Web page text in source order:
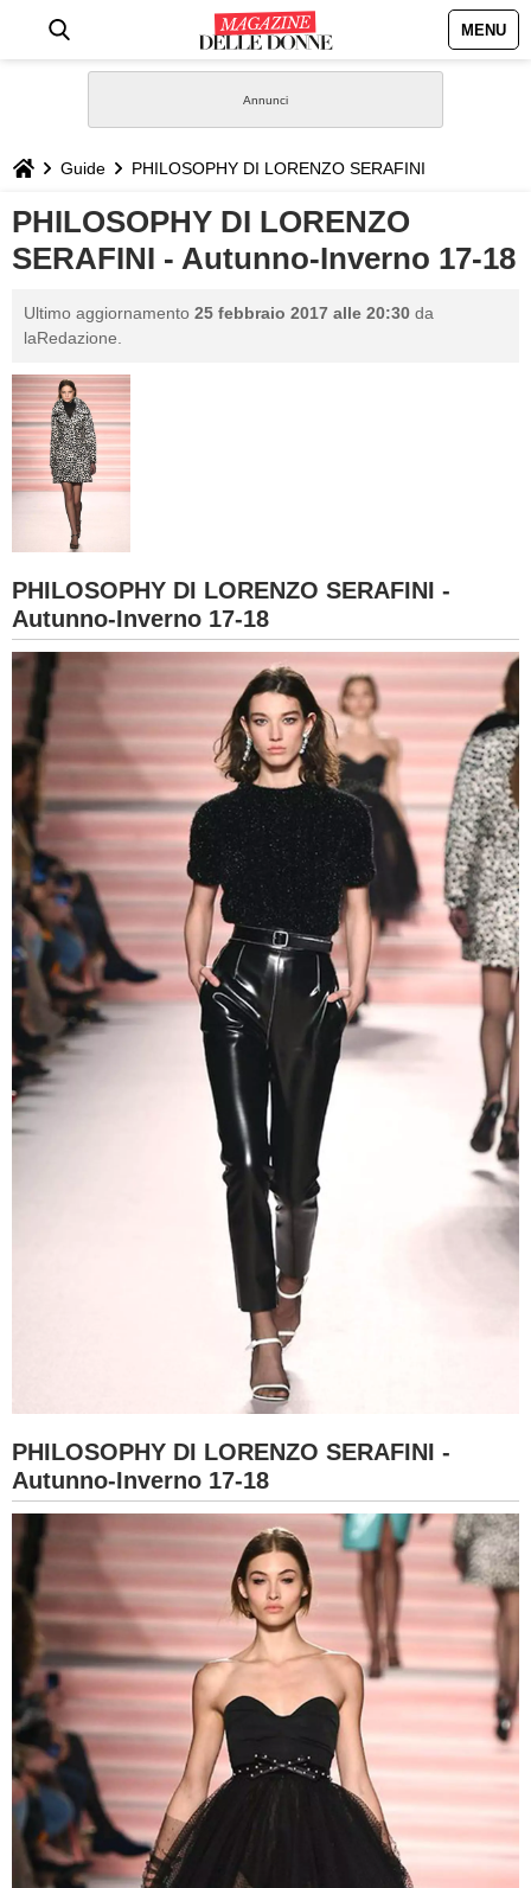
MENU
STILE
BIOGRAFIE
DEFINIZIONI
GASTRONOMIA
CAPELLI
SESSO
DIETA
GUIDE
FORUM
Guide PHILOSOPHY DI LORENZO SERAFINI
PHILOSOPHY DI LORENZO
SERAFINI - Autunno-Inverno 17-18
Ultimo aggiornamento 25 febbraio 2017 alle 20:30 da
laRedazione.
PHILOSOPHY DI LORENZO SERAFINI -
Autunno-Inverno 17-18
PHILOSOPHY DI LORENZO SERAFINI -
Autunno-Inverno 17-18